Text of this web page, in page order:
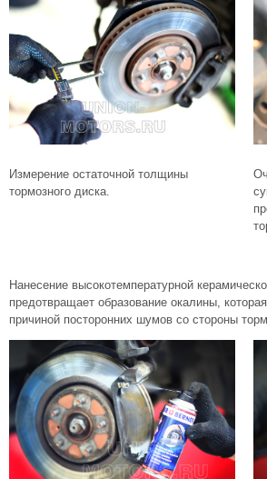
Измерение остаточной толщины
тормозного диска.
Нанесение высокотемпературной
предотвращает образование окалины,
причиной посторонних шумов со стороны